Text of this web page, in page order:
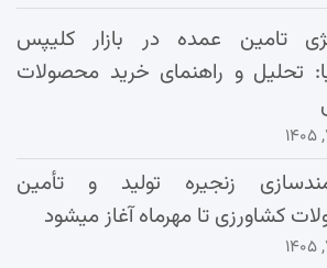
تامین عمده در بازار کلیپس
تحلیل و راهنمای خرید محصولات
زنجیره تولید و تأمین
کشاورزی تا مهرماه آغاز میشود